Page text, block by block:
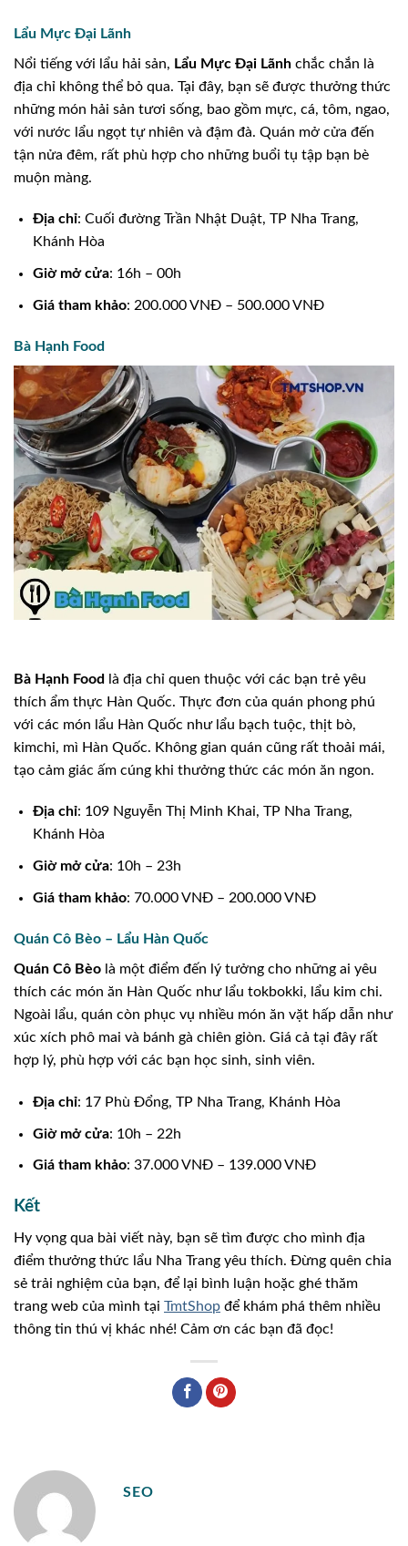
Lẩu Mực Đại Lãnh
Nổi tiếng với lẩu hải sản, Lẩu Mực Đại Lãnh chắc chắn là
địa chỉ không thể bỏ qua. Tại đây, bạn sẽ được thưởng thức
những món hải sản tươi sống, bao gồm mực, cá, tôm, ngao,
với nước lẩu ngọt tự nhiên và đậm đà. Quán mở cửa đến
tận nửa đêm, rất phù hợp cho những buổi tụ tập bạn bè
muộn màng.
Địa chỉ: Cuối đường Trần Nhật Duật, TP Nha Trang,
Khánh Hòa
Giờ mở cửa: 16h – 00h
Giá tham khảo: 200.000 VNĐ – 500.000 VNĐ
Bà Hạnh Food
Bà Hạnh Food
là địa chỉ quen thuộc với các bạn trẻ yêu
thích ẩm thực Hàn Quốc. Thực đơn của quán phong phú
với các món lẩu Hàn Quốc như lẩu bạch tuộc, thịt bò,
kimchi, mì Hàn Quốc. Không gian quán cũng rất thoải mái,
tạo cảm giác ấm cúng khi thưởng thức các món ăn ngon.
Địa chỉ: 109 Nguyễn Thị Minh Khai, TP Nha Trang,
Khánh Hòa
Giờ mở cửa: 10h – 23h
Giá tham khảo: 70.000 VNĐ – 200.000 VNĐ
Quán Cô Bèo – Lẩu Hàn Quốc
Quán Cô Bèo là một điểm đến lý tưởng cho những ai yêu
thích các món ăn Hàn Quốc như lẩu tokbokki, lẩu kim chi.
Ngoài lẩu, quán còn phục vụ nhiều món ăn vặt hấp dẫn như
xúc xích phô mai và bánh gà chiên giòn. Giá cả tại đây rất
hợp lý, phù hợp với các bạn học sinh, sinh viên.
Địa chỉ: 17 Phù Đổng, TP Nha Trang, Khánh Hòa
Giờ mở cửa: 10h – 22h
Giá tham khảo: 37.000 VNĐ – 139.000 VNĐ
Kết
Hy vọng qua bài viết này, bạn sẽ tìm được cho mình địa
điểm thưởng thức lẩu Nha Trang yêu thích. Đừng quên chia
sẻ trải nghiệm của bạn, để lại bình luận hoặc ghé thăm
trang web của mình tại TmtShop để khám phá thêm nhiều
thông tin thú vị khác nhé! Cảm ơn các bạn đã đọc!
SEO